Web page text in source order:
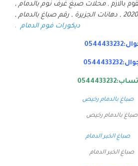
بالازم , محلات صبغ غرف نوم بالدمام ,
ديكورات فوم الدمام .
صباغ بالدمام رخيص
صباغ الخبر الدمام